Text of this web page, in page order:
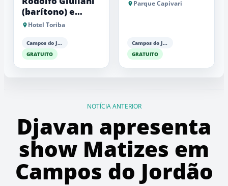
(barítono) e
Antonio Luiz
Hotel Toriba
Campos do Jordão
GRATUITO
Parque Capivari
Campos do Jordão
GRATUITO
NOTÍCIA ANTERIOR
Djavan apresenta
show Matizes em
Campos do Jordão